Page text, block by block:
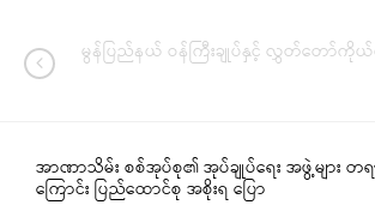
မွန်ပြည်နယ် ဝန်ကြီးချုပ်နှင့် လွှတ်တော်ကို
အာဏာသိမ်း စစ်အုပ်စု၏ အုပ်ချုပ်ရေး အဖွဲ့များ တရ
ကြောင်း ပြည်ထောင်စု အစိုးရ ပြော